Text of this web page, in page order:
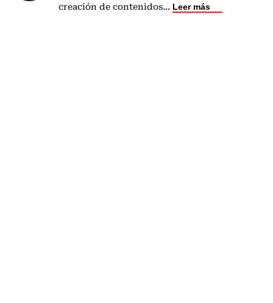
creación de contenidos... Leer más